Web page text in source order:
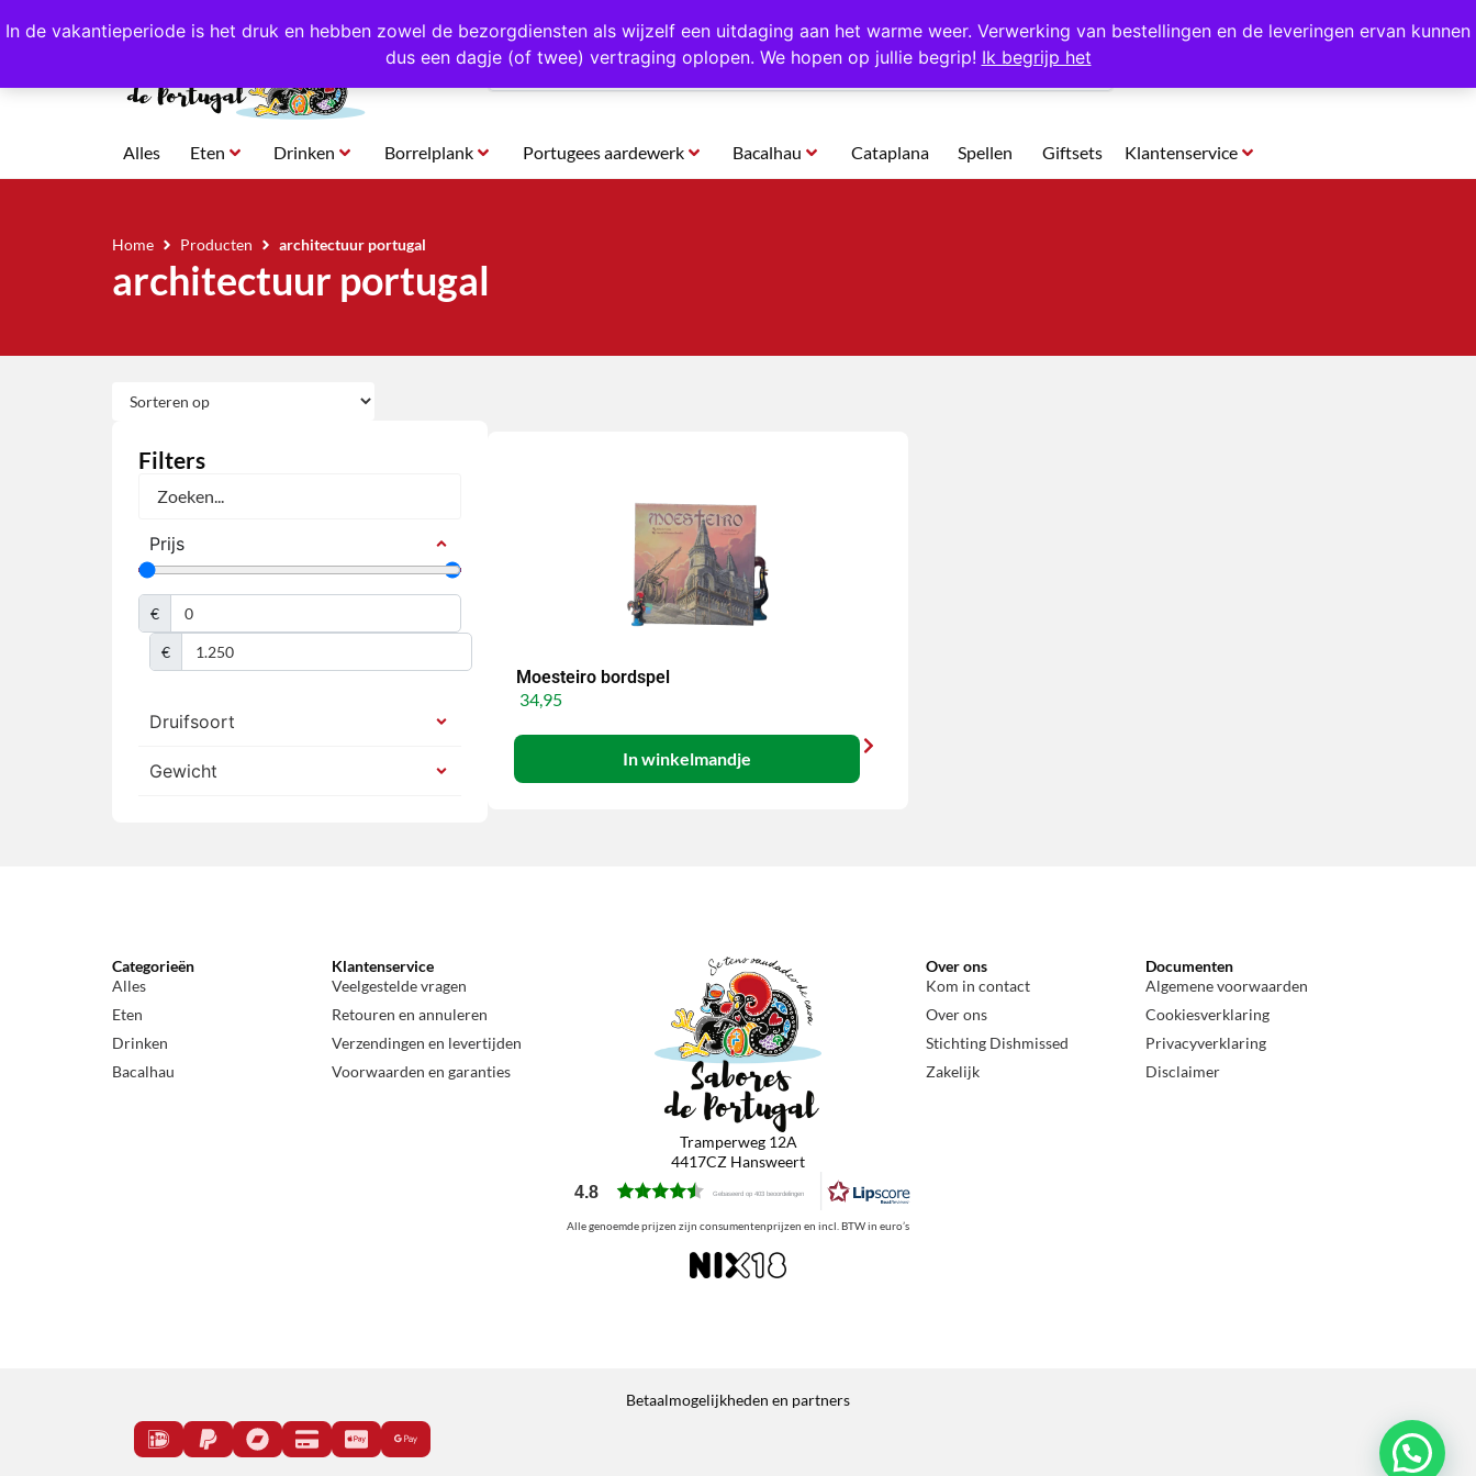
In de vakantieperiode is het druk en hebben zowel de bezorgdiensten als wijzelf een uitdaging aan het warme weer. Verwerking van bestellingen en de leveringen ervan kunnen
dus een dagje (of twee) vertraging oplopen. We hopen op jullie begrip! Ik begrijp het
4,8/5,0 sterren beoordeeld! Eigen import uit Portugal Altijd 1000 verschillende producten op voorraad Gratis op te halen in Hansweert
Alles Eten Drinken Borrelplank Portugees aardewerk Bacalhau Cataplana Spellen Giftsets Klantenservice
Home Producten architectuur portugal
architectuur portugal
Filters
Prijs
€
€
Druifsoort
Gewicht
Moesteiro bordspel
34,95
In winkelmandje
Categorieën
Alles
Eten
Drinken
Bacalhau
Klantenservice
Veelgestelde vragen
Retouren en annuleren
Verzendingen en levertijden
Voorwaarden en garanties
Tramperweg 12A
4417CZ Hansweert
4.8 Gebaseerd op 403 beoordelingen
Alle genoemde prijzen zijn consumentenprijzen en incl. BTW in euro’s
Over ons
Kom in contact
Over ons
Stichting Dishmissed
Zakelijk
Documenten
Algemene voorwaarden
Cookiesverklaring
Privacyverklaring
Disclaimer
Betaalmogelijkheden en partners